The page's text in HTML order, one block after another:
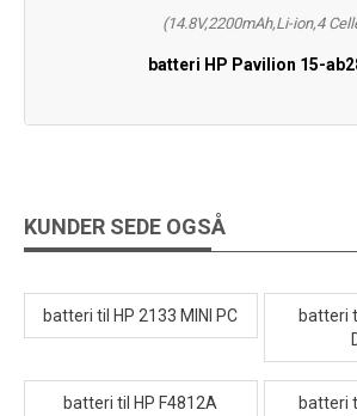
(14.8V,2200mAh,Li-ion,4
batteri HP Pavilion 15-
KUNDER SEDE OGSÅ
batteri til HP 2133 MINI PC
batteri
batteri til HP F4812A
batteri